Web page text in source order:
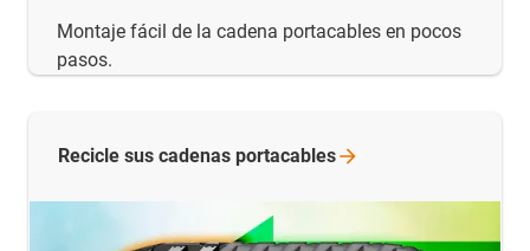
Montaje fácil de la cadena portacables en pocos
pasos.
Recicle sus cadenas portacables